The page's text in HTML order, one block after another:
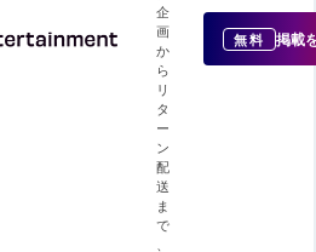
企
画
か
ら
リ
タ
ー
ン
配
送
ま
で
無料 掲載